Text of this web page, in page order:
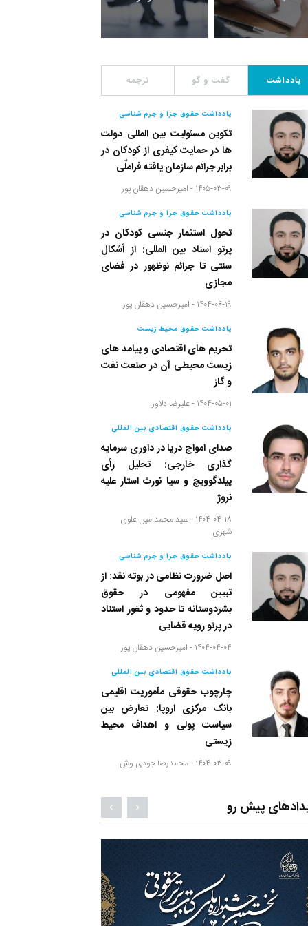
یادداشت گفت و گو ترجمه
یادداشت حقوق جزا و جرم شناسی
تکوین مسئولیت بین المللی دولت
ها در حمایت کیفری از کودکان در
برابر جرائم سازمان یافته فراملّی
۱۴۰۵-۰۳-۰۹ - امیرحسین دهقان پور
یادداشت حقوق جزا و جرم شناسی
تحول استثمار جنسی کودکان در
پرتو اسناد بین المللی: از اَشکال
سنتی تا جرائم نوظهور در فضای
مجازی
۱۴۰۴-۰۶-۱۹ - امیرحسین دهقان پور
یادداشت حقوق محیط زیست
تحریم های اقتصادی و پیامد های
زیست محیطی آن در صنعت نفت
و گاز
۱۴۰۴-۰۵-۰۱ - علیرضا دلاور
یادداشت حقوق اقتصادی بین المللی
صدای امواج دریا در داوری سرمایه
گذاری خارجی: تحلیل رأی
پیلدگوویچ و سیا نورث استار علیه
نروژ
۱۴۰۴-۰۴-۱۸ - سید محمدامین علوی
شهری
یادداشت حقوق جزا و جرم شناسی
اصل ضرورت نظامی در بوته نقد: از
تبیین مفهومی در حقوق
بشردوستانه تا حدود و ثغور استناد
در پرتو رویه قضایی
۱۴۰۴-۰۴-۰۴ - امیرحسین دهقان پور
یادداشت حقوق اقتصادی بین المللی
چارچوب حقوقی مأموریت اقلیمی
بانک مرکزی اروپا: تعارض بین
سیاست پولی و اهداف محیط
زیستی
۱۴۰۴-۰۳-۰۹ - محمدرضا جودی وش
پیش رو